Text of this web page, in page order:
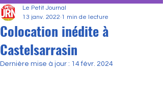
Colocation inédite à
Castelsarrasin
Le Petit Journal
13 janv. 2022 1 min de lecture
Dernière mise à jour : 14 févr. 2024